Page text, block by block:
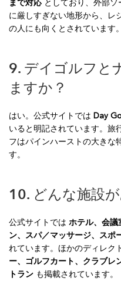
まで対応 としており、外部
に厳しすぎない地形から、レ
の人にも向くとされています。
9. デイゴルフと
ますか？
はい。公式サイトでは Day
いると明記されています。旅
フはパインハーストの大きな
す。
10. どんな施設
公式サイトでは ホテル、会議
ン、スパ／マッサージ、スポ
れています。ほかのディレク
ー、ゴルフカート、クラブレ
トラン も掲載されています。